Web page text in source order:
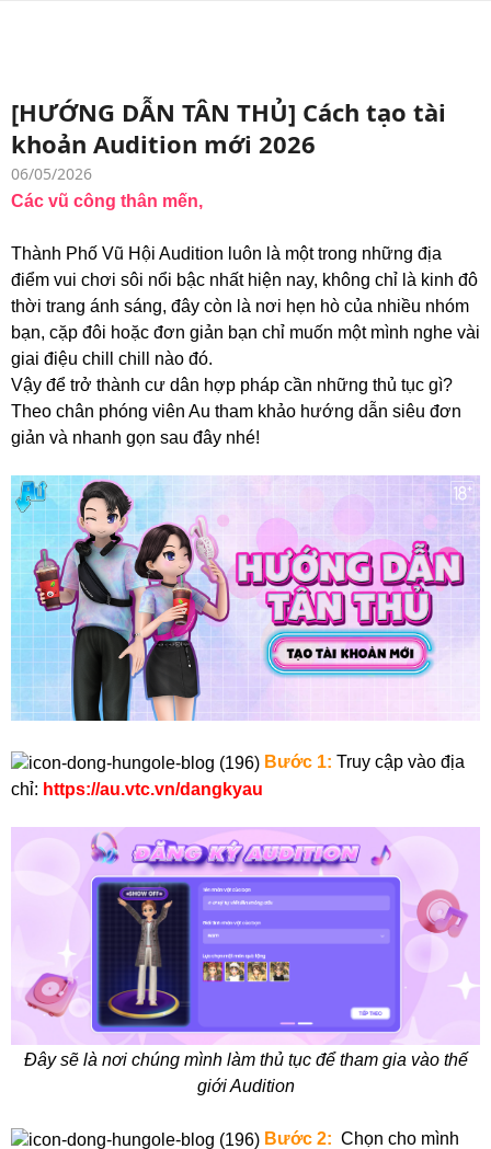
[HƯỚNG DẪN TÂN THỦ] Cách tạo tài
khoản Audition mới 2026
06/05/2026
Các vũ công thân mến,
Thành Phố Vũ Hội Audition luôn là một trong những địa
điểm vui chơi sôi nổi bậc nhất hiện nay, không chỉ là kinh đô
thời trang ánh sáng, đây còn là nơi hẹn hò của nhiều nhóm
bạn, cặp đôi hoặc đơn giản bạn chỉ muốn một mình nghe vài
giai điệu chill chill nào đó.
Vậy để trở thành cư dân hợp pháp cần những thủ tục gì?
Theo chân phóng viên Au tham khảo hướng dẫn siêu đơn
giản và nhanh gọn sau đây nhé!
Bước 1: Truy cập vào địa
chỉ: https://au.vtc.vn/dangkyau
Đây sẽ là nơi chúng mình làm thủ tục để tham gia vào thế
giới Audition
Bước 2: Chọn cho mình